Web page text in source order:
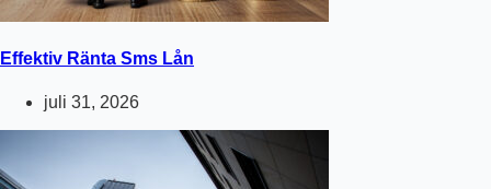
Effektiv Ränta Sms Lån
juli 31, 2026